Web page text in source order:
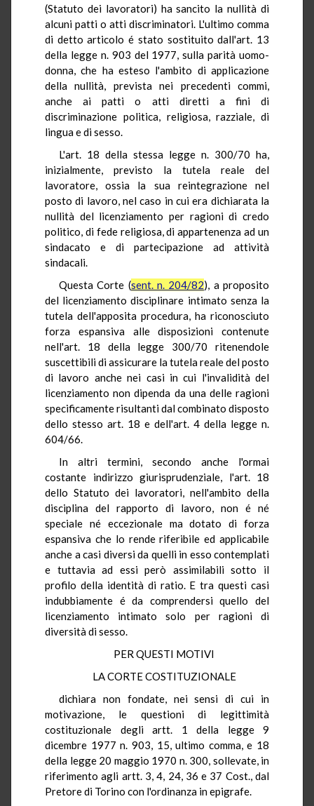
(Statuto dei lavoratori) ha sancito la nullità di
alcuni patti o atti discriminatori. L'ultimo comma
di detto articolo é stato sostituito dall'art. 13
della legge n. 903 del 1977, sulla parità uomo-
donna, che ha esteso l'ambito di applicazione
della nullità, prevista nei precedenti commi,
anche ai patti o atti diretti a fini di
discriminazione politica, religiosa, razziale, di
lingua e di sesso.
L'art. 18 della stessa legge n. 300/70 ha,
inizialmente, previsto la tutela reale del
lavoratore, ossia la sua reintegrazione nel
posto di lavoro, nel caso in cui era dichiarata la
nullità del licenziamento per ragioni di credo
politico, di fede religiosa, di appartenenza ad un
sindacato e di partecipazione ad attività
sindacali.
Questa Corte (sent. n. 204/82), a proposito
del licenziamento disciplinare intimato senza la
tutela dell'apposita procedura, ha riconosciuto
forza espansiva alle disposizioni contenute
nell'art. 18 della legge 300/70 ritenendole
suscettibili di assicurare la tutela reale del posto
di lavoro anche nei casi in cui l'invalidità del
licenziamento non dipenda da una delle ragioni
specificamente risultanti dal combinato disposto
dello stesso art. 18 e dell'art. 4 della legge n.
604/66.
In altri termini, secondo anche l'ormai
costante indirizzo giurisprudenziale, l'art. 18
dello Statuto dei lavoratori, nell'ambito della
disciplina del rapporto di lavoro, non é né
speciale né eccezionale ma dotato di forza
espansiva che lo rende riferibile ed applicabile
anche a casi diversi da quelli in esso contemplati
e tuttavia ad essi però assimilabili sotto il
profilo della identità di ratio. E tra questi casi
indubbiamente é da comprendersi quello del
licenziamento intimato solo per ragioni di
diversità di sesso.
PER QUESTI MOTIVI
LA CORTE COSTITUZIONALE
dichiara non fondate, nei sensi di cui in
motivazione, le questioni di legittimità
costituzionale degli artt. 1 della legge 9
dicembre 1977 n. 903, 15, ultimo comma, e 18
della legge 20 maggio 1970 n. 300, sollevate, in
riferimento agli artt. 3, 4, 24, 36 e 37 Cost., dal
Pretore di Torino con l'ordinanza in epigrafe.